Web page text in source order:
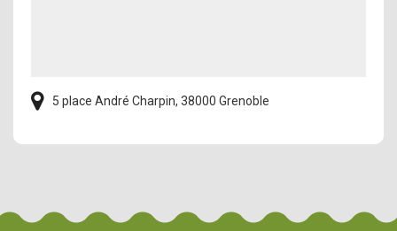
5 place André Charpin, 38000 Grenoble